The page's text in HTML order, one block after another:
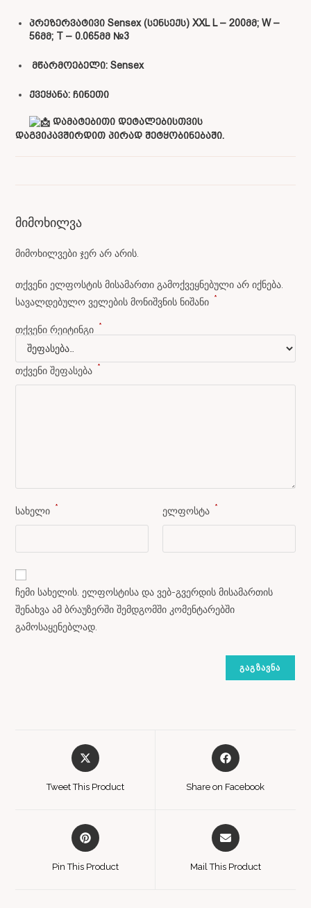
პრეზერვატივი Sensex (სენსექს) XXL L – 200მმ; W –
56მმ; T – 0.065მმ №3
მწარმოებელი: Sensex
ქვეყანა: ჩინეთი
დამატებითი დეტალებისთვის
დაგვიკავშირდით პირად შეტყობინებაში.
მიმოხილვა
მიმოხილვები ჯერ არ არის.
თქვენი ელფოსტის მისამართი გამოქვეყნებული არ იქნება.
სავალდებულო ველების მონიშვნის ნიშანი *
თქვენი რეიტინგი *
თქვენი შეფასება *
სახელი * ელფოსტა *
ჩემი სახელის. ელფოსტისა და ვებ-გვერდის მისამართის
შენახვა ამ ბრაუზერში შემდგომში კომენტარებში
გამოსაყენებლად.
Tweet This Product Share on Facebook
Pin This Product Mail This Product